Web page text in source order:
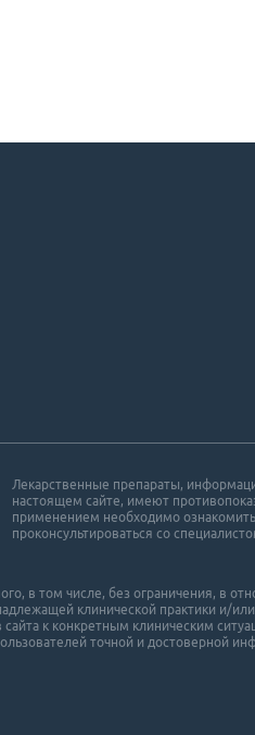
Лекарственные препараты,
настоящем сайте, имеют
применением необходимо
проконсультироваться со
в том числе, без ограничения, в
клинической практики и/
к конкретным клиническим
точной и достоверной